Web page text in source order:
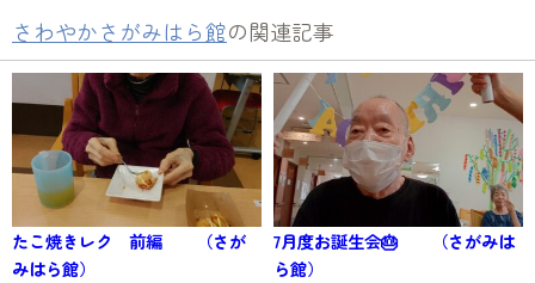
さわやかさがみはら館の関連記事
たこ焼きレク 前編 （さが
みはら館）
7月度お誕生会🎂 （さがみは
ら館）